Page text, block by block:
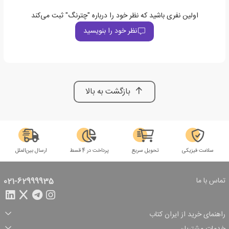
اولین نفری باشید که نظر خود را درباره "چترنگ" ثبت می‌کند
نظر خود را بنویسید
بازگشت به بالا
سلامت فیزیکی تحویل سریع پرداخت در 4 قسط ارسال بین‌الملل
تماس با ما 021-62999935
راهنمای خرید از ایران کتاب